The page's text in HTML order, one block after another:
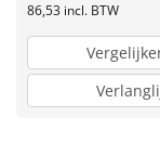
86,53 incl. BTW